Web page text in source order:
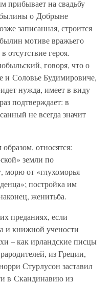
прибывает на свадьбу
былины о Добрыне
записанная, строится
мотиве вражьего
отсутствие героя.
говоря, что о
и Соловье Будимировиче,
нужда, имеет в виду
подтверждает: в
не всегда значит
относятся:
земли по
от «глухоморья
постройка им
женитьба.
преданиях, если
и книжной учености
– как ирландские писцы
из Греции,
Стурлусон заставил
в Скандинавию из